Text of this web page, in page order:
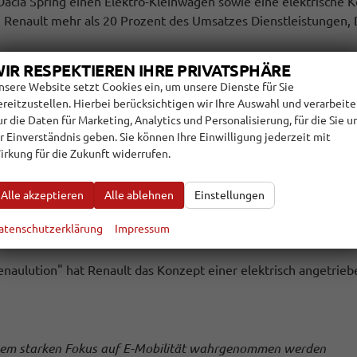
mehr als 20 Prozent des Umsatzes Dienstleistungen,
Millionen Autos zu produzieren, wurde im Rahmen des
wie noch im Jahr 2019 rund 4 Millionen Fahrzeuge
steigern. 2023 soll diese auf über 3 und bis 2025 auf
auf unter 8 Prozent des Umsatzes zu senken. Ob
der Renault-Chef nicht kommentieren. Aus dem
wieder zurückkehren. Auch der Entwicklung autonomer
hat Renault das Konzept einer elektrisch
RESPEKTIEREN IHRE PRIVATSPHÄRE
Website setzt Cookies ein, um unsere Dienste für Sie
Hierbei berücksichtigen wir Ihre Auswahl und
die Daten für Marketing, Analytics und Personalisierung, für die Sie
Einverständnis geben. Sie können Ihre Einwilligung jederzeit mit
für die Zukunft widerrufen.
Alle akzeptieren Alle ablehnen Einstellungen
Impressum